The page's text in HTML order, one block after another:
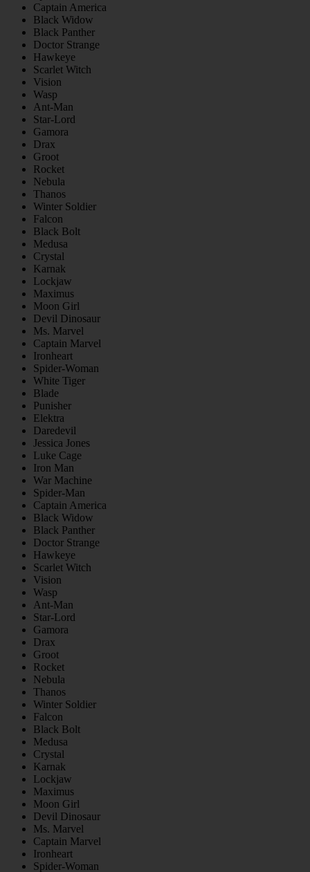
Captain America
Black Widow
Black Panther
Doctor Strange
Hawkeye
Scarlet Witch
Vision
Wasp
Ant-Man
Star-Lord
Gamora
Drax
Groot
Rocket
Nebula
Thanos
Winter Soldier
Falcon
Black Bolt
Medusa
Crystal
Karnak
Lockjaw
Maximus
Moon Girl
Devil Dinosaur
Ms. Marvel
Captain Marvel
Ironheart
Spider-Woman
White Tiger
Blade
Punisher
Elektra
Daredevil
Jessica Jones
Luke Cage
Iron Man
War Machine
Spider-Man
Captain America
Black Widow
Black Panther
Doctor Strange
Hawkeye
Scarlet Witch
Vision
Wasp
Ant-Man
Star-Lord
Gamora
Drax
Groot
Rocket
Nebula
Thanos
Winter Soldier
Falcon
Black Bolt
Medusa
Crystal
Karnak
Lockjaw
Maximus
Moon Girl
Devil Dinosaur
Ms. Marvel
Captain Marvel
Ironheart
Spider-Woman